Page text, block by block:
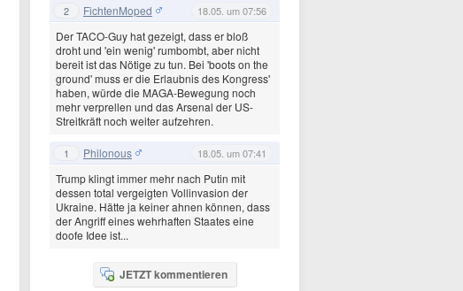
2 FichtenMoped 18.05. um 07:56
Der TACO-Guy hat gezeigt, dass er bloß
droht und 'ein wenig' rumbombt, aber nicht
bereit ist das Nötige zu tun. Bei 'boots on the
ground' muss er die Erlaubnis des Kongress'
haben, würde die MAGA-Bewegung noch
mehr verprellen und das Arsenal der US-
Streitkräft noch weiter aufzehren.
1 Philonous 18.05. um 07:41
Trump klingt immer mehr nach Putin mit
dessen total vergeigten Vollinvasion der
Ukraine. Hätte ja keiner ahnen können, dass
der Angriff eines wehrhaften Staates eine
doofe Idee ist...
JETZT kommentieren